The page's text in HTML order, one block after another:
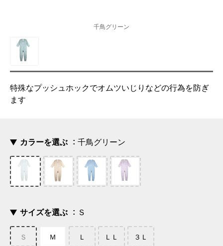
千鳥グリーン
特殊なプッシュホックでオムツいじりなどの行為を防ぎ
ます
カラーを選ぶ 千鳥グリーン
サイズを選ぶ Ｓ
Ｓ Ｍ Ｌ ＬＬ ３Ｌ